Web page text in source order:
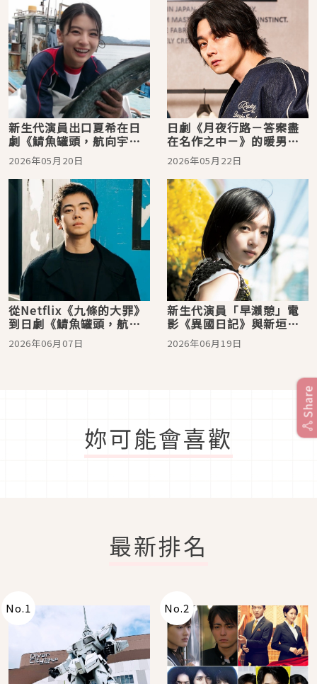
新生代演員出口夏希在日
劇《鯖魚罐頭，航向宇
宙》扮演北村匠海的學
生，清新亮麗超吸睛！
2026年05月20日
日劇《月夜行路－答案盡
在名作之中－》的暖男刑
警就是他！個性派演員柳
俊太郎
2026年05月22日
從Netflix《九條的大罪》
到日劇《鯖魚罐頭，航向
宇宙》，黑崎煌代躍升新
生代實力派演員！
2026年06月07日
新生代演員「早瀨憩」電
影《異國日記》與新垣結
衣共演，在日劇《鯖魚罐
頭，航向宇宙》持續發
2026年06月19日
妳可能會喜歡
最新排名
No.1 No.2
Share